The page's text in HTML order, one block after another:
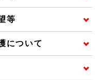
等
について